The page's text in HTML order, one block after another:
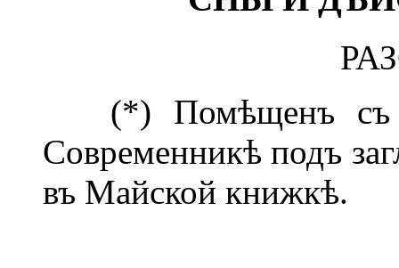
(*) Помѣщенъ съ
Современникѣ подъ
въ Майской книжкѣ.